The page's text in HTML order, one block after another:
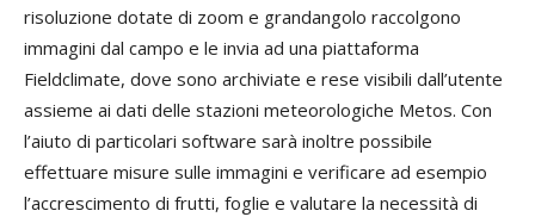
risoluzione dotate di zoom e grandangolo raccolgono
immagini dal campo e le invia ad una piattaforma
Fieldclimate, dove sono archiviate e rese visibili dall’utente
assieme ai dati delle stazioni meteorologiche Metos. Con
l’aiuto di particolari software sarà inoltre possibile
effettuare misure sulle immagini e verificare ad esempio
l’accrescimento di frutti, foglie e valutare la necessità di